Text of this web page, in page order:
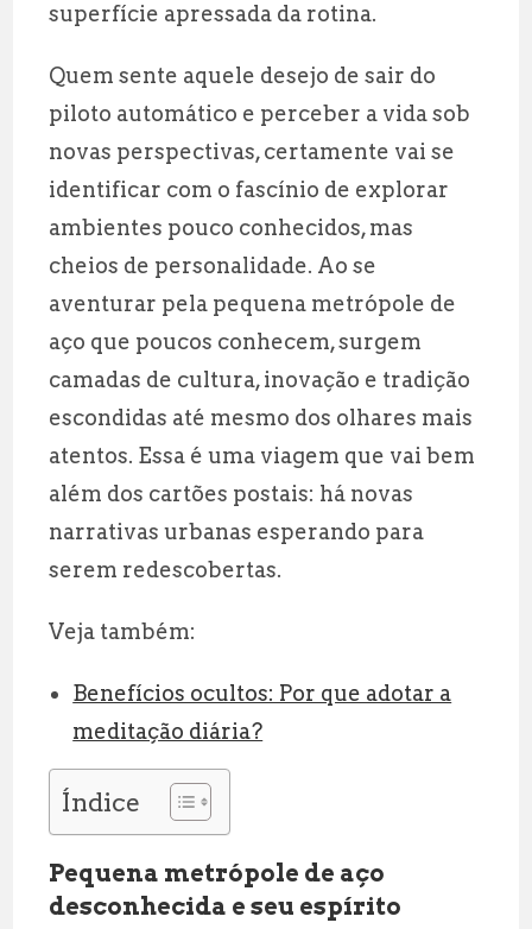
superfície apressada da rotina.
Quem sente aquele desejo de sair do
piloto automático e perceber a vida sob
novas perspectivas, certamente vai se
identificar com o fascínio de explorar
ambientes pouco conhecidos, mas
cheios de personalidade. Ao se
aventurar pela pequena metrópole de
aço que poucos conhecem, surgem
camadas de cultura, inovação e tradição
escondidas até mesmo dos olhares mais
atentos. Essa é uma viagem que vai bem
além dos cartões postais: há novas
narrativas urbanas esperando para
serem redescobertas.
Veja também:
Benefícios ocultos: Por que adotar a
meditação diária?
Índice
Pequena metrópole de aço
desconhecida e seu espírito